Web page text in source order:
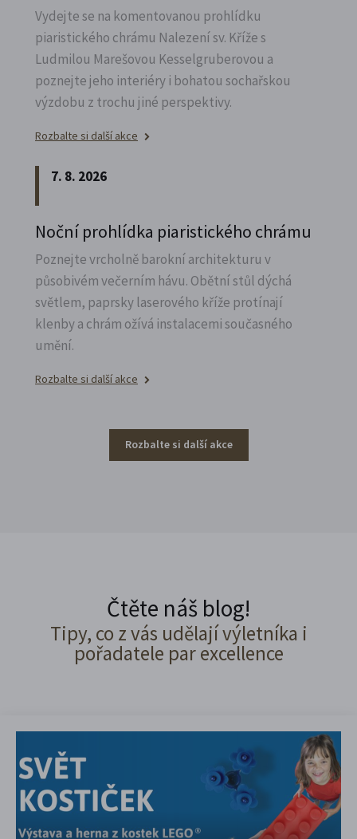
Vydejte se na komentovanou prohlídku
piaristického chrámu Nalezení sv. Kříže s
Ludmilou Marešovou Kesselgruberovou a
poznejte jeho interiéry i bohatou sochařskou
výzdobu z trochu jiné perspektivy.
Rozbalte si další akce
7. 8. 2026
Noční prohlídka piaristického chrámu
Poznejte vrcholně barokní architekturu v
působivém večerním hávu. Obětní stůl dýchá
světlem, paprsky laserového kříže protínají
klenby a chrám ožívá instalacemi současného
umění.
Rozbalte si další akce
Rozbalte si další akce
Čtěte náš blog!
Tipy, co z vás udělají výletníka i
pořadatele par excellence